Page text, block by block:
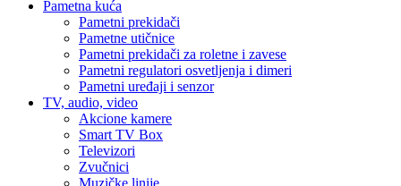
Pametna kuća
Pametni prekidači
Pametne utičnice
Pametni prekidači za roletne i zavese
Pametni regulatori osvetljenja i dimeri
Pametni uređaji i senzor
TV, audio, video
Akcione kamere
Smart TV Box
Televizori
Zvučnici
Muzičke linije